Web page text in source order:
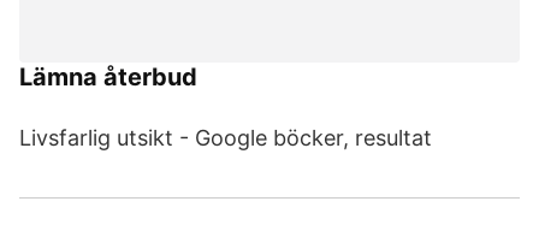
Lämna återbud
Livsfarlig utsikt - Google böcker, resultat